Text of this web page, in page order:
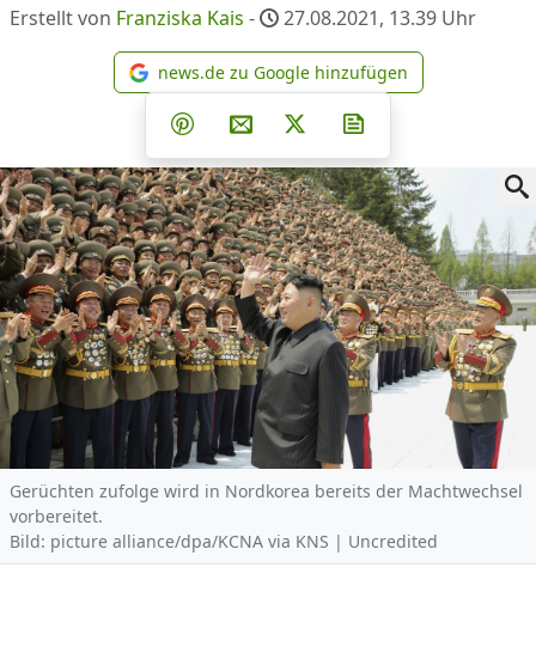
Erstellt von Franziska Kais - 27.08.2021, 13.39 Uhr
news.de zu Google
news.de zu Google hinzufügen
Teilen auf Facebook
Teilen auf Whatsapp
Teilen auf Telegram
Teilen auf Pinterest
Per E-Mail teilen
Post auf X
Gerüchten zufolge wird in Nordkorea bereits der Machtwechsel
vorbereitet.
Bild: picture alliance/dpa/KCNA via KNS | Uncredited